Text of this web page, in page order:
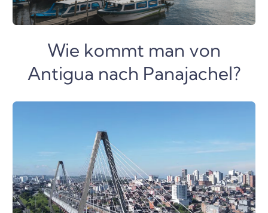
Wie kommt man von
Antigua nach Panajachel?